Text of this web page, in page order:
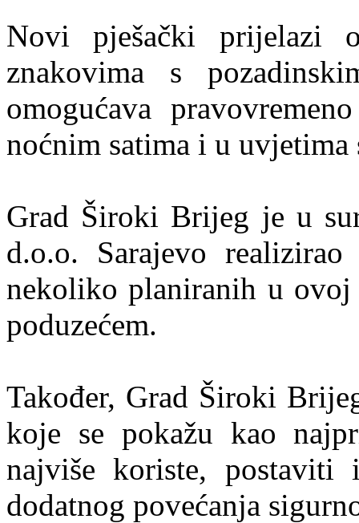
Novi pješački prijelazi
znakovima s
omogućava
noćnim satima i u
Grad Široki Brijeg je u
d.o.o. Sarajevo
nekoliko planiranih u
poduzećem.
Također, Grad Široki
koje se pokažu kao
najviše koriste,
dodatnog povećanja